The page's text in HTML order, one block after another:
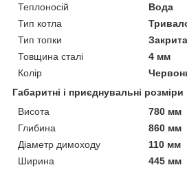
Теплоносій
Вода
Тип котла
Тип топки
Закрита
Товщина сталі
4 мм
Колір
Габаритні і приєднувальні розміри
Висота
780 мм
Глибина
860 мм
Діаметр димоходу
110 мм
Ширина
445 мм